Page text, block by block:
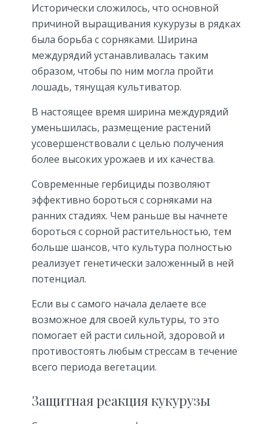
Исторически сложилось, что основной
причиной выращивания кукурузы в рядках
была борьба с сорняками. Ширина
междурядий устанавливалась таким
образом, чтобы по ним могла пройти
лошадь, тянущая культиватор.
В настоящее время ширина междурядий
уменьшилась, размещение растений
усовершенствовали с целью получения
более высоких урожаев и их качества.
Современные гербициды позволяют
эффективно бороться с сорняками на
ранних стадиях. Чем раньше вы начнете
бороться с сорной растительностью, тем
больше шансов, что культура полностью
реализует генетически заложенный в ней
потенциал.
Если вы с самого начала делаете все
возможное для своей культуры, то это
помогает ей расти сильной, здоровой и
противостоять любым стрессам в течение
всего периода вегетации.
Защитная реакция кукурузы